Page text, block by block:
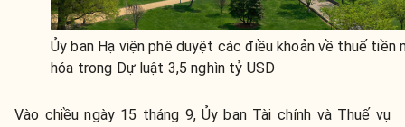
Ủy ban Hạ viện phê duyệt các điều khoản về thuế tiền
hóa trong Dự luật 3,5 nghìn tỷ USD
Vào chiều ngày 15 tháng 9, Ủy ban Tài chính và Thuế vụ